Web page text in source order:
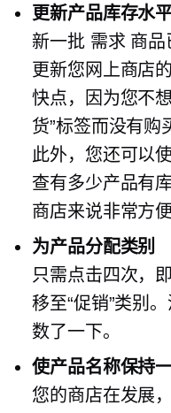
更新产品库存水
新一批 需求商品
更新您网上商店
快点，因为您不
货”标签而没有购
此外，您还可以
查有多少产品有
商店来说非常方便
为产品分配类别
只需点击四次，
移至“促销”类别
数了一下。
使产品名称保持
您的商店在发展